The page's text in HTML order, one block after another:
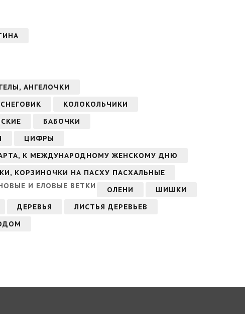
АНГЕЛОЧКИ
СНЕГОВИК
КОЛОКОЛЬЧИКИ
БАБОЧКИ
ЦИФРЫ
К МЕЖДУНАРОДНОМУ ЖЕНСКОМУ ДНЮ
КОРЗИНОЧКИ НА ПАСХУ ПАСХАЛЬНЫЕ
И ЕЛОВЫЕ ВЕТКИ ОЛЕНИ
ШИШКИ
ДЕРЕВЬЯ
ЛИСТЬЯ ДЕРЕВЬЕВ